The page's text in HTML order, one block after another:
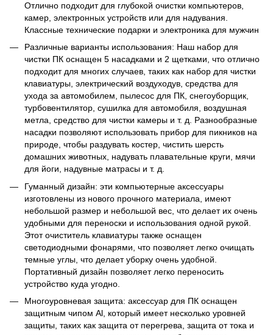
Отлично подходит для глубокой очистки компьютеров,
камер, электронных устройств или для надувания.
Классные технические подарки и электроника для мужчин
Различные варианты использования: Наш набор для
чистки ПК оснащен 5 насадками и 2 щетками, что отлично
подходит для многих случаев, таких как набор для чистки
клавиатуры, электрический воздуходув, средства для
ухода за автомобилем, пылесос для ПК, снегоуборщик,
турбовентилятор, сушилка для автомобиля, воздушная
метла, средство для чистки камеры и т. д. Разнообразные
насадки позволяют использовать прибор для пикников на
природе, чтобы раздувать костер, чистить шерсть
домашних животных, надувать плавательные круги, мячи
для йоги, надувные матрасы и т. д.
Гуманный дизайн: эти компьютерные аксессуары
изготовлены из нового прочного материала, имеют
небольшой размер и небольшой вес, что делает их очень
удобными для переноски и использования одной рукой.
Этот очиститель клавиатуры также оснащен
светодиодными фонарями, что позволяет легко очищать
темные углы, что делает уборку очень удобной.
Портативный дизайн позволяет легко переносить
устройство куда угодно.
Многоуровневая защита: аксессуар для ПК оснащен
защитным чипом Al, который имеет несколько уровней
защиты, таких как защита от перегрева, защита от тока и